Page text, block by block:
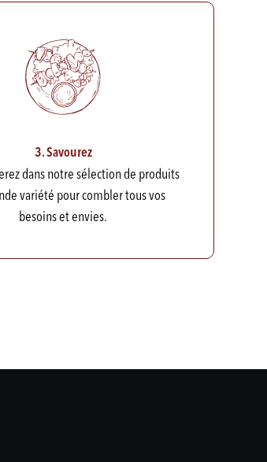
3. Savourez
dans notre sélection de produits
variété pour combler tous vos
besoins et envies.